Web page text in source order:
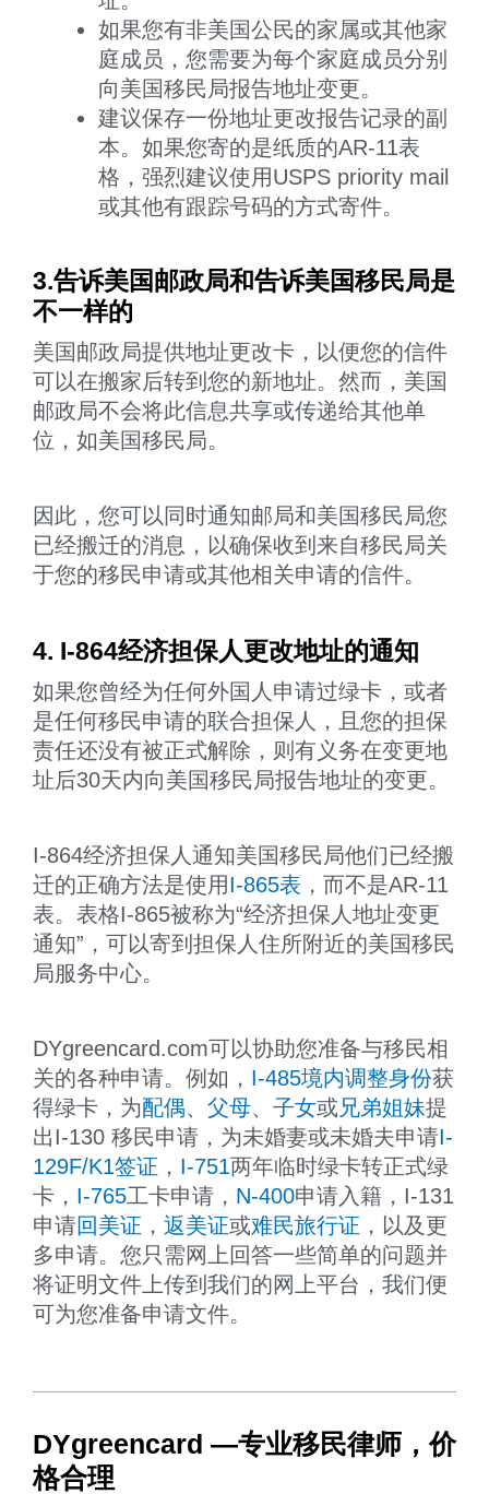
如果您有非美国公民的家属或其他家
庭成员，您需要为每个家庭成员分别
向美国移民局报告地址变更。
建议保存一份地址更改报告记录的副
本。如果您寄的是纸质的AR-11表
格，强烈建议使用USPS priority mail
或其他有跟踪号码的方式寄件。
3.告诉美国邮政局和告诉美国移民局是
不一样的
美国邮政局提供地址更改卡，以便您的信件
可以在搬家后转到您的新地址。然而，美国
邮政局不会将此信息共享或传递给其他单
位，如美国移民局。
因此，您可以同时通知邮局和美国移民局您
已经搬迁的消息，以确保收到来自移民局关
于您的移民申请或其他相关申请的信件。
4. I-864经济担保人更改地址的通知
如果您曾经为任何外国人申请过绿卡，或者
是任何移民申请的联合担保人，且您的担保
责任还没有被正式解除，则有义务在变更地
址后30天内向美国移民局报告地址的变更。
I-864经济担保人通知美国移民局他们已经搬
迁的正确方法是使用I-865表 ，而不是AR-11
表。表格I-865被称为“经济担保人地址变更
通知”，可以寄到担保人住所附近的美国移民
局服务中心。
DYgreencard.com可以协助您准备与移民相
关的各种申请。例如， I-485境内调整身份获
得绿卡，为配偶、 父母、 子女或 兄弟姐妹提
出I-130 移民申请，为未婚妻或未婚夫申请I-
129F/K1签证 ， I-751两年临时绿卡转正式绿
卡， I-765工卡申请， N-400申请入籍，I-131
申请回美证 ， 返美证或难民旅行证 ，以及更
多申请。您只需网上回答一些简单的问题并
将证明文件上传到我们的网上平台，我们便
可为您准备申请文件。
DYgreencard —专业移民律师，价
格合理